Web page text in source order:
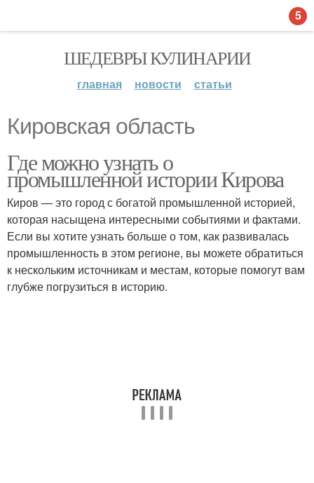
ШЕДЕВРЫ КУЛИНАРИИ
главная новости статьи
Кировская область
Где можно узнать о
промышленной истории Кирова
Киров — это город с богатой промышленной историей,
которая насыщена интересными событиями и фактами.
Если вы хотите узнать больше о том, как развивалась
промышленность в этом регионе, вы можете обратиться
к нескольким источникам и местам, которые помогут вам
глубже погрузиться в историю.
5